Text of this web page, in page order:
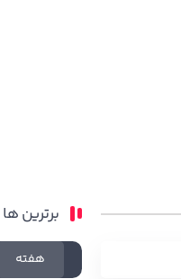
برترین ها
هفته